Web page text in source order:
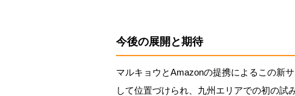
今後の展開と期待
マルキョウとAmazonの提携によるこの新
して位置づけられ、九州エリアでの初の試